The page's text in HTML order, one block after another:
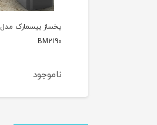
یخساز بیسمارک مدل
BM2190
ناموجود